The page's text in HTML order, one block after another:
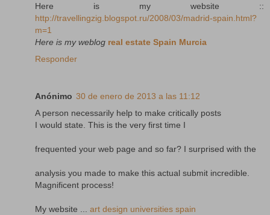
Here is my website ::
http://travellingzig.blogspot.ru/2008/03/madrid-spain.html?
m=1
Here is my weblog real estate Spain Murcia
Responder
Anónimo 30 de enero de 2013 a las 11:12
A person necessarily help to make critically posts
I would state. This is the very first time I
frequented your web page and so far? I surprised with the
analysis you made to make this actual submit incredible.
Magnificent process!
My website ... art design universities spain